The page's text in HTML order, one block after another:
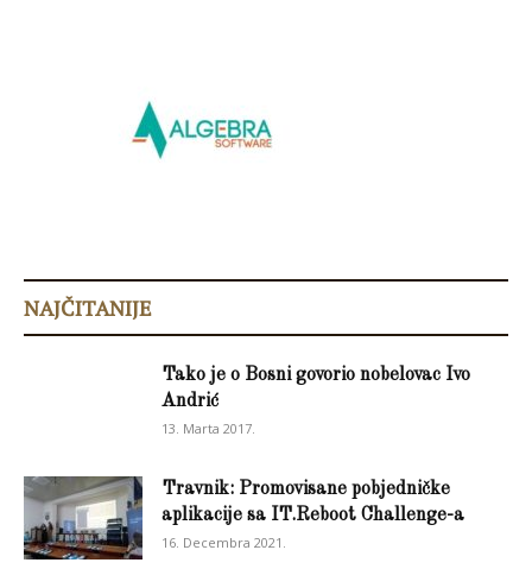
NAJČITANIJE
Tako je o Bosni govorio nobelovac Ivo
Andrić
13. Marta 2017.
Travnik: Promovisane pobjedničke
aplikacije sa IT.Reboot Challenge-a
16. Decembra 2021.